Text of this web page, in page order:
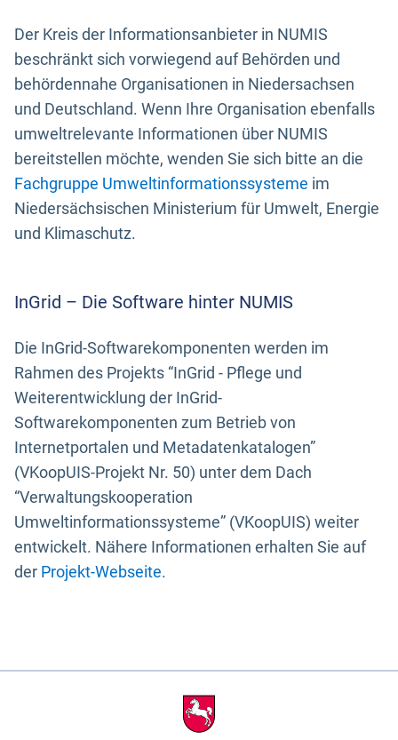
Der Kreis der Informationsanbieter in NUMIS
beschränkt sich vorwiegend auf Behörden und
behördennahe Organisationen in Niedersachsen
und Deutschland. Wenn Ihre Organisation ebenfalls
umweltrelevante Informationen über NUMIS
bereitstellen möchte, wenden Sie sich bitte an die
Fachgruppe Umweltinformationssysteme im
Niedersächsischen Ministerium für Umwelt, Energie
und Klimaschutz.
InGrid – Die Software hinter NUMIS
Die InGrid-Softwarekomponenten werden im
Rahmen des Projekts “InGrid - Pflege und
Weiterentwicklung der InGrid-
Softwarekomponenten zum Betrieb von
Internetportalen und Metadatenkatalogen”
(VKoopUIS-Projekt Nr. 50) unter dem Dach
“Verwaltungskooperation
Umweltinformationssysteme” (VKoopUIS) weiter
entwickelt. Nähere Informationen erhalten Sie auf
der Projekt-Webseite.